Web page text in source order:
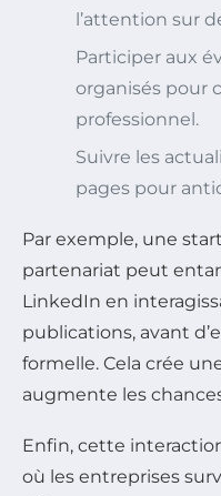
l’attention sur
Participer aux
organisés pour
professionnel.
Suivre les
pages pour
Par exemple, une
partenariat peut
LinkedIn en
publications, avant
formelle. Cela crée
augmente les
Enfin, cette
où les entreprises